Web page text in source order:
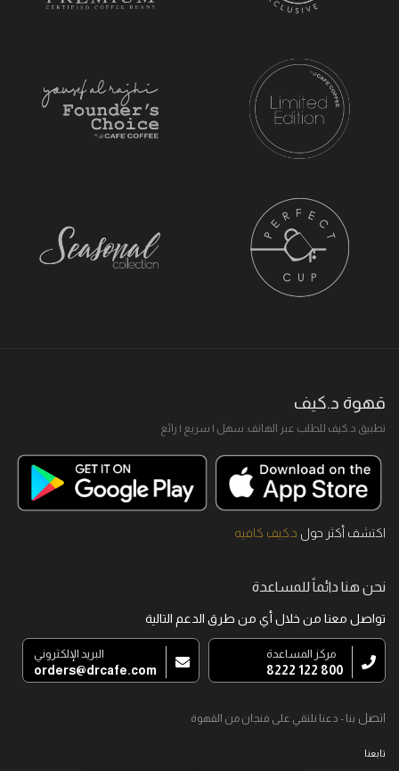
قهوة د.كيف
تطبيق د.كيف للطلب عبر الهاتف. سهل I سريع I رائع
اكتشف أكثر حول د.كيف كافيه
نحن هنا دائماً للمساعدة
تواصل معنا من خلال أي من طرق الدعم التالية
مركز المساعدة
800 122 8222
البريد الإلكتروني
orders@drcafe.com
اتصل بنا - دعنا نلتقي على فنجان من القهوة
تابعنا